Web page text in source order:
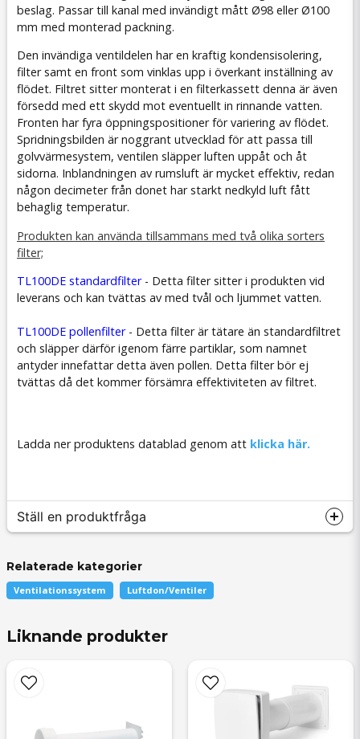
beslag. Passar till kanal med invändigt mått Ø98 eller Ø100
mm med monterad packning.
Den invändiga ventildelen har en kraftig kondensisolering,
filter samt en front som vinklas upp i överkant inställning av
flödet. Filtret sitter monterat i en filterkassett denna är även
försedd med ett skydd mot eventuellt in rinnande vatten.
Fronten har fyra öppningspositioner för variering av flödet.
Spridningsbilden är noggrant utvecklad för att passa till
golvvärmesystem, ventilen släpper luften uppåt och åt
sidorna. Inblandningen av rumsluft är mycket effektiv, redan
någon decimeter från donet har starkt nedkyld luft fått
behaglig temperatur.
Produkten kan använda tillsammans med två olika sorters
filter;
TL100DE standardfilter- Detta filter sitter i produkten vid
leverans och kan tvättas av med tvål och ljummet vatten.
TL100DE pollenfilter- Detta filter är tätare än standardfiltret
och släpper därför igenom färre partiklar, som namnet
antyder innefattar detta även pollen. Detta filter bör ej
tvättas då det kommer försämra effektiviteten av filtret.
Ladda ner produktens datablad genom att klicka här.
Ställ en produktfråga
question
Relaterade kategorier
Ventilationssystem Luftdon/Ventiler
Liknande produkter